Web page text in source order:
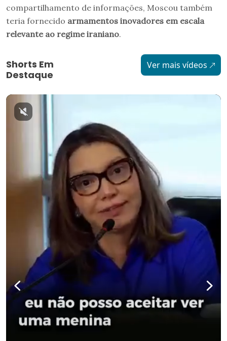
compartilhamento de informações, Moscou também
teria fornecido armamentos inovadores em escala
relevante ao regime iraniano.
Shorts Em
Destaque
Ver mais vídeos